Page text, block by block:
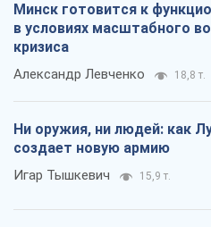
Минск готовится к
в условиях масштабного
кризиса
Александр Левченко 18,8 т.
Ни оружия, ни людей: как
создает новую армию
Игар Тышкевич 15,9 т.